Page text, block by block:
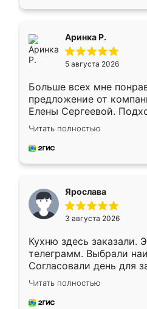
Аринка Р.
5 августа 2026
Больше всех мне
предложение от
Елены Сергеевой.
короткие сроки
для замера сотрудник
предложил по моему
Читать полностью
Ярослава
3 августа 2026
Кухню здесь заказали.
телеграмм. Выбрали
Согласовали день для
недели кухня была уже
довольны работой.
мебель за качественную
Читать полностью